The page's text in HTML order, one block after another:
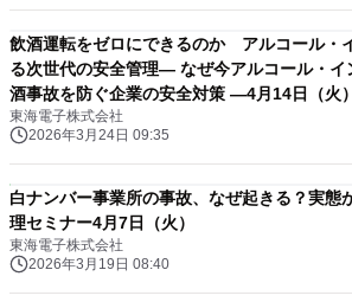
飲酒運転をゼロにできるのか アルコール・
る次世代の安全管理― なぜ今アルコール・イ
酒事故を防ぐ企業の安全対策 ―4月14日（火）
東海電子株式会社
2026年3月24日 09:35
白ナンバー事業所の事故、なぜ起きる？実態
理セミナー4月7日（火）
東海電子株式会社
2026年3月19日 08:40